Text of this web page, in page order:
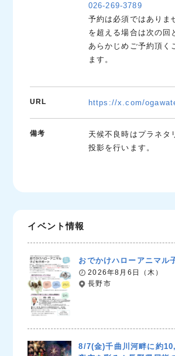
026-269-3789
予約は必須ではありま
を超える場合は次の回
あらかじめご予約頂く
ます。
URL https://x.com/
備考
天候不良時はプラネタ
投影を行います。
イベント情報
おでかけハローアニマル
2026年8月6日（木）
長野市
8/7(金)千曲川河畔に約